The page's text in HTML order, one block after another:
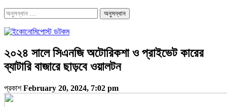
২০২৪ সালে সিএনজি অটোরিকশা ও প্রাইভেট কারের
ব্যাটারি বাজারে ছাড়বে ওয়ালটন
প্রকাশFebruary 20, 2024, 7:02 pm